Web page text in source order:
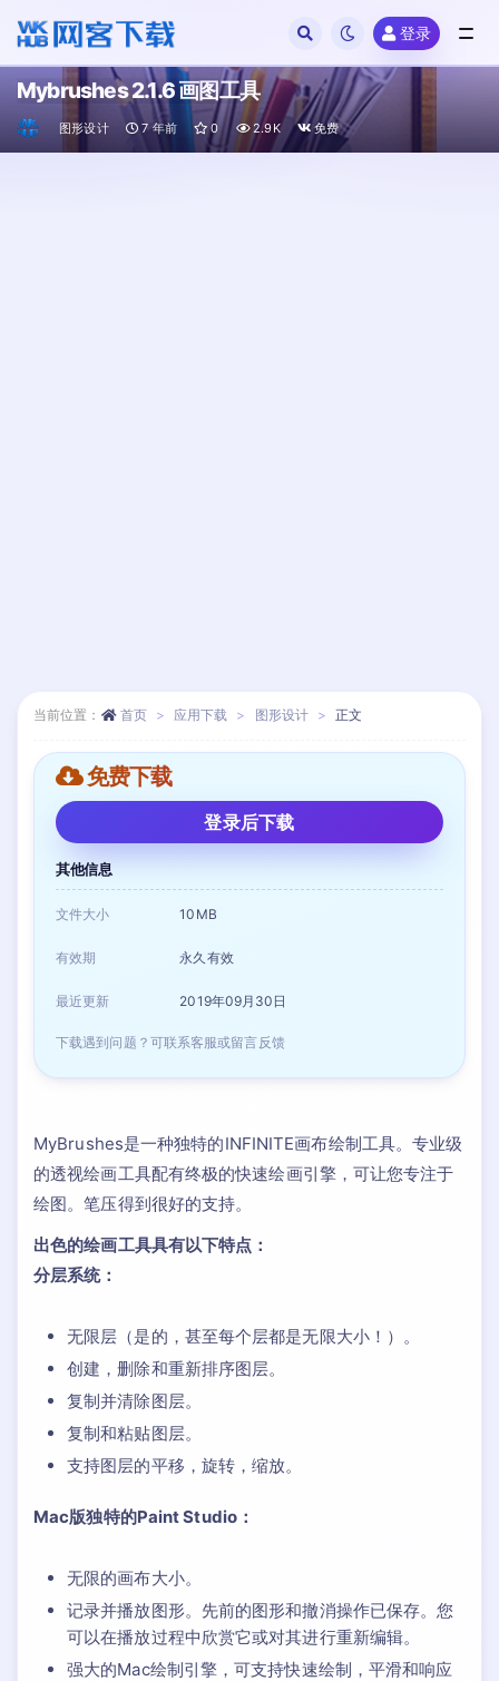
登录
Mybrushes 2.1.6 画图工具
图形设计 7 年前 0 2.9K 免费
当前位置： 首页 应用下载 图形设计 正文
免费下载
登录后下载
其他信息
文件大小 10MB
有效期 永久有效
最近更新 2019年09月30日
下载遇到问题？可联系客服或留言反馈
MyBrushes是一种独特的INFINITE画布绘制工具。专业级
的透视绘画工具配有终极的快速绘画引擎，可让您专注于
绘图。笔压得到很好的支持。
出色的绘画工具具有以下特点：
分层系统：
无限层（是的，甚至每个层都是无限大小！）。
创建，删除和重新排序图层。
复制并清除图层。
复制和粘贴图层。
支持图层的平移，旋转，缩放。
Mac版独特的Paint Studio：
无限的画布大小。
记录并播放图形。先前的图形和撤消操作已保存。您
可以在播放过程中欣赏它或对其进行重新编辑。
强大的Mac绘制引擎，可支持快速绘制，平滑和响应
全部